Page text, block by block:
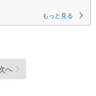
2分！
もっと見る
へ